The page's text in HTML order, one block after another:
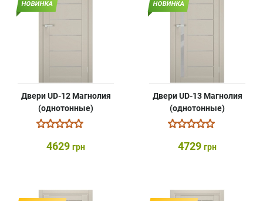
НОВИНКА
Двери UD-12 Магнолия
(однотонные)
4629 грн
НОВИНКА
Двери UD-13 Магнолия
(однотонные)
4729 грн